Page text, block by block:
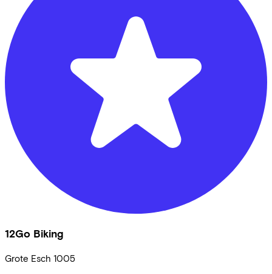
12Go Biking
Grote Esch 1005